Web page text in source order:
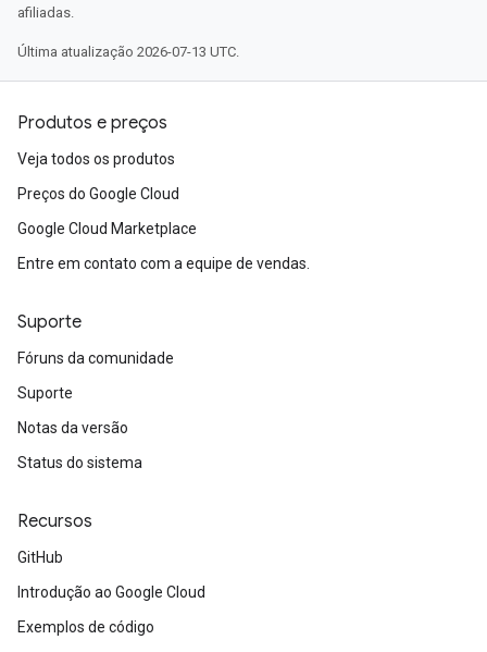
afiliadas.
Última atualização 2026-07-13 UTC.
Produtos e preços
Veja todos os produtos
Preços do Google Cloud
Google Cloud Marketplace
Entre em contato com a equipe de vendas.
Suporte
Fóruns da comunidade
Suporte
Notas da versão
Status do sistema
Recursos
GitHub
Introdução ao Google Cloud
Exemplos de código